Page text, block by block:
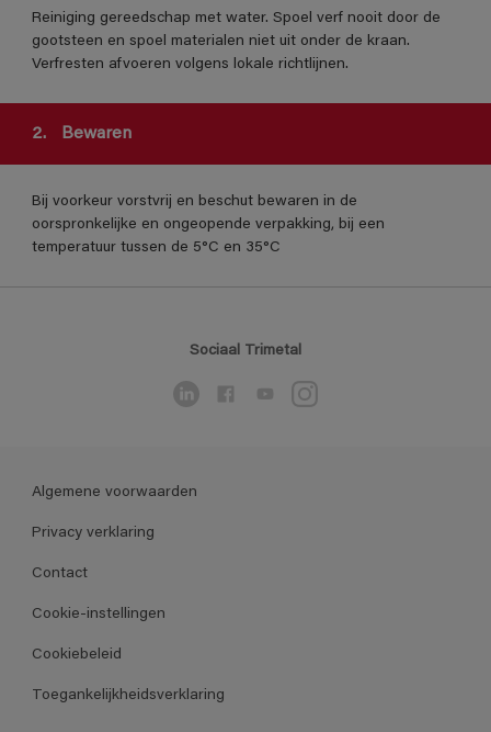
Reiniging gereedschap met water. Spoel verf nooit door de
gootsteen en spoel materialen niet uit onder de kraan.
Verfresten afvoeren volgens lokale richtlijnen.
2. Bewaren
Bij voorkeur vorstvrij en beschut bewaren in de
oorspronkelijke en ongeopende verpakking, bij een
temperatuur tussen de 5°C en 35°C
Sociaal Trimetal
Algemene voorwaarden
Privacy verklaring
Contact
Cookie-instellingen
Cookiebeleid
Toegankelijkheidsverklaring